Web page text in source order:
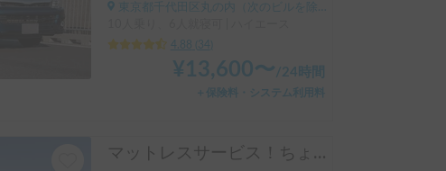
東京都千代田区丸の内（次のビルを除く）, ' 東京駅
4.88 34
¥ 13,600〜/24時間
＋保険料・システム利用料
マットレスサービス！ちょうどいいサイズ！MOBBY号！